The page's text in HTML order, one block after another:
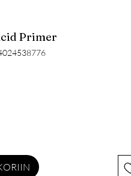
Primer